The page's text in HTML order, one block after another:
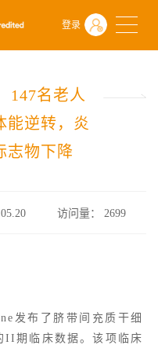
登录
后，体能逆转，炎症更低，衰
147名老人
能逆转，炎
志物下降
访问量：2699
发布了脐带间充质干细
II期临床数据。该项临床